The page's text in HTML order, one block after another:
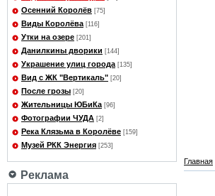
Осенний Королёв [75]
Виды Королёва [116]
Утки на озере [201]
Данилкины дворики [144]
Украшение улиц города [135]
Вид с ЖК "Вертикаль" [20]
После грозы [20]
Жительницы ЮБиКа [96]
Фотографии ЧУДА [2]
Река Клязьма в Королёве [159]
Музей РКК Энергия [253]
Реклама
Главная